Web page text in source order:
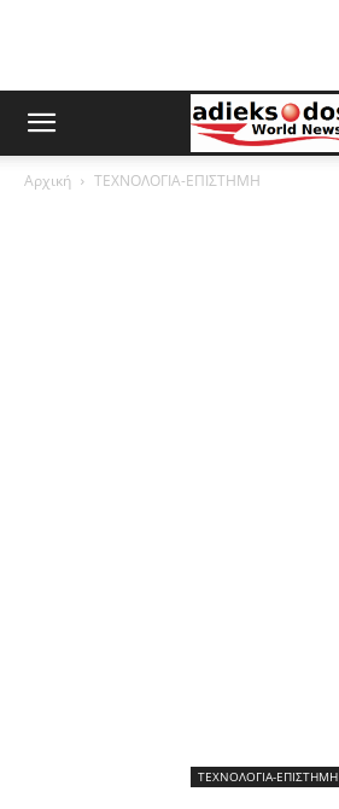
Αρχική ΤΕΧΝΟΛΟΓΙΑ-ΕΠΙΣΤΗΜΗ
ΤΕΧΝΟΛΟΓΙΑ-ΕΠΙΣΤΗΜΗ